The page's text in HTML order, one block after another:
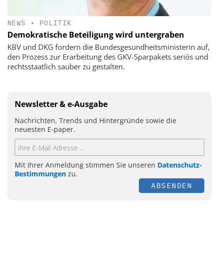
NEWS • POLITIK
Demokratische Beteiligung wird untergraben
KBV und DKG fordern die Bundesgesundheitsministerin auf,
den Prozess zur Erarbeitung des GKV-Sparpakets seriös und
rechtsstaatlich sauber zu gestalten.
Newsletter & e-Ausgabe
Nachrichten, Trends und Hintergründe sowie die
neuesten E-paper.
Mit Ihrer Anmeldung stimmen Sie unseren Datenschutz-
Bestimmungen zu.
ABSENDEN